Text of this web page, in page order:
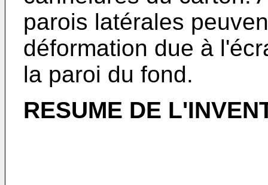
parois latérales
déformation due à
la paroi du fond.
RESUME DE